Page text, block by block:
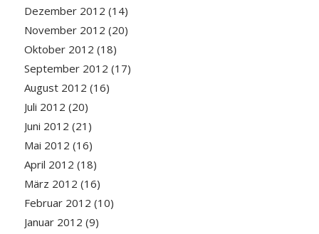
Dezember 2012 (14)
November 2012 (20)
Oktober 2012 (18)
September 2012 (17)
August 2012 (16)
Juli 2012 (20)
Juni 2012 (21)
Mai 2012 (16)
April 2012 (18)
März 2012 (16)
Februar 2012 (10)
Januar 2012 (9)